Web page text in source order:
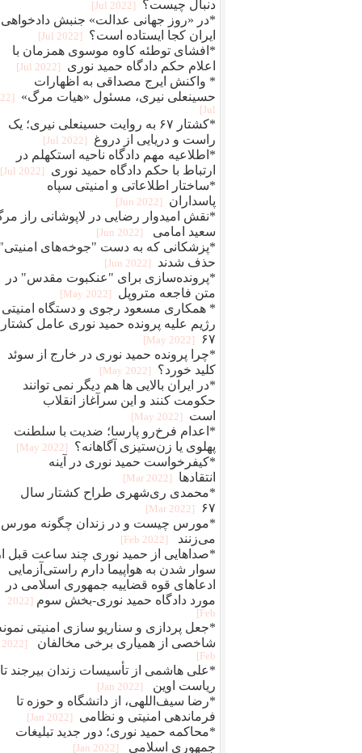
دنبال چیست؟
[2022 Jul]
*در «روز جهانی عدالت» جنبش دادخواهی
ایران کجا ایستاده است؟
[2022 Jul]
*افشای توطئه کاوه موسوی همزمان با
اعلام حکم دادگاه حمید نوری
[2022 Jul]
* واکنش ایرج مصداقی به اظهارات
حسینعلی نیری، مسئول «هیات مرگ»
Jul]
*کشتار ۶۷ به روایت حسینعلی نیری؛ یک
راست و دریایی از دروغ
[2022 Jul]
*اطلاعیه مهم دادگاه ناحیه استکهلم در
ارتباط با حکم دادگاه حمید نوری
[2022 Jul]
*ساختار اطلاعاتی و امنیتی سپاه
پاسداران
[2022 Jun]
*نقش امیدوار رضایی در لاپوشانی راز
سعید امامی
[2022 Jun]
*پزشکانی که به دست "جوخه‌های
حذف شدند
[2022 Jun]
*پرونده‌سازی برای "عنکبوت مقدس" در
متن فاجعه متروپل
[2022 May]
* همکاری مسعود رجوی و دستگاه امنیتی
رژیم علیه پرونده حمید نوری عامل کشتار
۶۷
[2022 May]
*چرا پرونده حمید نوری در خارج از سوئد
کلید خورد؟
[2022 May]
*در ایران بالایی ها هم دیگر نمی توانند
حکومت کنند و این سرآغاز انقلاب
است
[2022 May]
*اعدام فرخ‌رو پارسا؛ ضديت با سلطنت
پهلوی يا زن‌ستيزی آگاهانه؟
[2022 May]
*کیفرخواست حمید نوری در آینه
انتقادها
[2022 Mar]
*محمدی‌ ری‌شهری طراح کشتار سال
۶۷
[2022 Mar]
*مورس چیست و در زندان چگونه مورس
می‌زنند
[2022 Feb]
*صداهایی از حمید نوری چند ساعت قبل
سوار شدن به هواپیما دارم راستی‌آزمایی
ادعاهای قوه قضاییه جمهوری اسلامی در
مورد دادگاه حمید نوری-بخش سوم
[2022
Feb]
*جعل پردازی و سناريو سازی امنيتی
شاخصی از همياری برخی مخالفان
[2022
Feb]
*علی هاشمی از تأسیسات زندان بیرجند تا
ریاست اوین
[2022 Jan]
*رضا سیف‌اللهی، از دانشگاه و حوزه تا
فرماندهی امنیتی و نظامی
[2022 Jan]
*محاکمه حميد نوری؛ دور جديد تبلیغات
جمهوری اسلامی
[2022 Jan]